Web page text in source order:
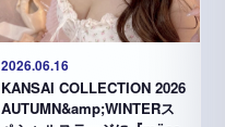
2026.06.16
KANSAI COLLECTION 2026
AUTUMN&amp;WINTERス